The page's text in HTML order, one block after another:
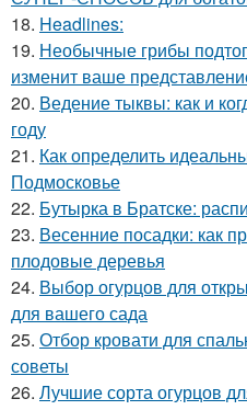
18. Headlines:
19. Необычные грибы
изменит ваше
20. Ведение тыквы: как и
году
21. Как определить
Подмосковье
22. Бутырка в Братске:
23. Весенние посадки: как
плодовые деревья
24. Выбор огурцов для
для вашего сада
25. Отбор кровати для
советы
26. Лучшие сорта огурцов